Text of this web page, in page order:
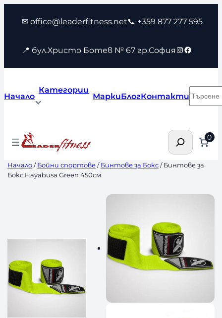
съдържанието
✉ office@leaderfitness.net📞 +359 877 277 595
📍 бул.Христо Ботев № 67 гр.София Instagram
Facebook
Начало
Категории
МаркиБлогКонтакти
Търсене 0
Начало/Бойни спортове/Бинтове за Бокс/ Бинтове за
Бокс Hayabusa Green 450см